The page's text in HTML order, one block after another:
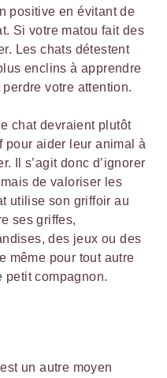
positive en évitant de
Si votre matou fait des
Les chats détestent
enclins à apprendre
votre attention.
chat devraient plutôt
pour aider leur animal à
Il s’agit donc d’ignorer
de valoriser les
utilise son griffoir au
ses griffes,
des jeux ou des
même pour tout autre
petit compagnon.
un autre moyen